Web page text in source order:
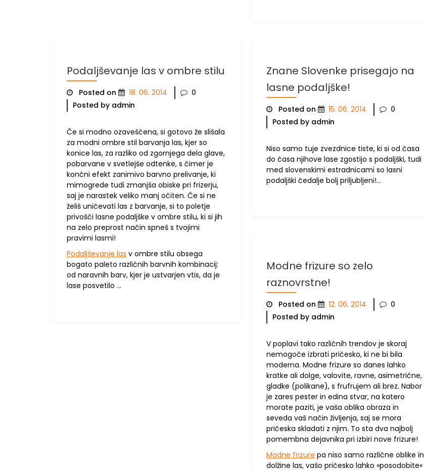
Podaljševanje las v ombre stilu
Posted on 18. 06. 2014
0
Posted by admin
Če si modno ozaveščena, si gotovo že slišala
za modni ombre stil barvanja las, kjer so
konice las, za razliko od zgornjega dela glave,
pobarvane v svetlejše odtenke, s čimer je
končni efekt zanimivo barvno prelivanje, ki
mimogrede tudi zmanjša obiske pri frizerju,
saj je narastek veliko manj očiten. Če si ne
želiš uničevati las z barvanje, si to poletje
privošči lasne podaljške v ombre stilu, ki si jih
na zelo preprost način spneš s tvojimi
pravimi lasmi!
Podaljševanje las v ombre stilu obsega
bogato paleto različnih barvnih kombinacij:
od naravnih barv, kjer je ustvarjen vtis, da je
lase posvetilo …
Znane Slovenke prisegajo na
lasne podaljške!
Posted on 15. 06. 2014
0
Posted by admin
Niso samo tuje zvezdnice tiste, ki si od časa
do časa njihove lase zgostijo s podaljški, tudi
med slovenskimi estradnicami so lasni
podaljški čedalje bolj priljubljeni!…
Modne frizure so zelo
raznovrstne!
Posted on 12. 06. 2014
0
Posted by admin
V poplavi tako različnih trendov je skoraj
nemogoče izbrati pričesko, ki ne bi bila
moderna. Modne frizure so danes lahko
kratke ali dolge, valovite, ravne, asimetrične,
gladke (polikane), s frufrujem ali brez. Nabor
je zares pester in edina stvar, na katero
morate paziti, je vaša oblika obraza in
seveda vaš način življenja, saj se mora
pričeska skladati z njim. To sta dva najbolj
pomembna dejavnika pri izbiri nove frizure!
Modne frizure pa niso samo različne oblike in
dolžine las, vašo pričesko lahko »posodobite«